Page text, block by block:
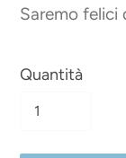
Saremo felici
Quantità